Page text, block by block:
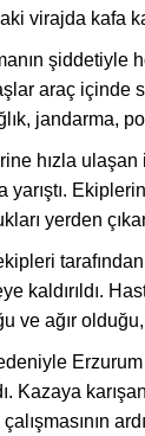
virajda kafa
şiddetiyle
araç içinde
jandarma,
hızla ulaşan
yarıştı.
yerden
kaldırıldı.
ve ağır olduğu,
Kazaya